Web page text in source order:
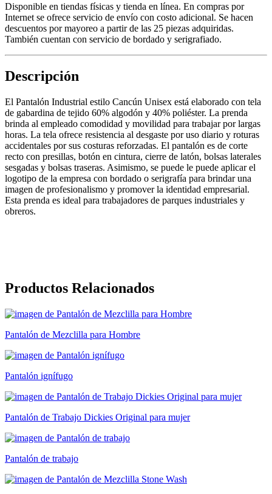
Disponible en tiendas físicas y tienda en línea. En compras por
Internet se ofrece servicio de envío con costo adicional. Se hacen
descuentos por mayoreo a partir de las 25 piezas adquiridas.
También cuentan con servicio de bordado y serigrafiado.
Descripción
El Pantalón Industrial estilo Cancún Unisex está elaborado con tela
de gabardina de tejido 60% algodón y 40% poliéster. La prenda
brinda al empleado comodidad y movilidad para trabajar por largas
horas. La tela ofrece resistencia al desgaste por uso diario y roturas
accidentales por sus costuras reforzadas. El pantalón es de corte
recto con presillas, botón en cintura, cierre de latón, bolsas laterales
sesgadas y bolsas traseras. Asimismo, se puede le puede aplicar el
logotipo de la empresa con bordado o serigrafía para brindar una
imagen de profesionalismo y promover la identidad empresarial.
Esta prenda es ideal para trabajadores de parques industriales y
obreros.
Productos Relacionados
Pantalón de Mezclilla para Hombre
Pantalón ignífugo
Pantalón de Trabajo Dickies Original para mujer
Pantalón de trabajo